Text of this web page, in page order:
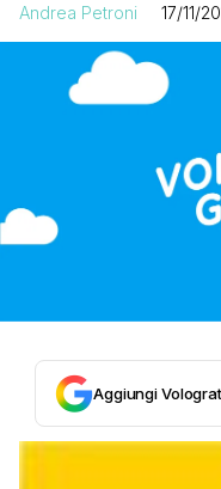
Andrea Petroni 17/11/
Aggiungi